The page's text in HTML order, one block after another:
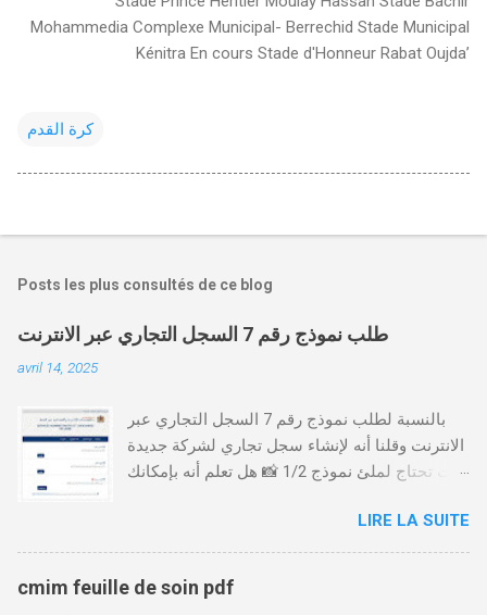
كرة القدم
Posts les plus consultés de ce blog
طلب نموذج رقم 7 السجل التجاري عبر الانترنت
avril 14, 2025
بالنسبة لطلب نموذج رقم 7 السجل التجاري عبر
الانترنت وقلنا أنه لإنشاء سجل تجاري لشركة جديدة
أنت تحتاج لملئ نموذج 1/2 📸 هل تعلم أنه بإمكانك
من خلال الموقع التابع لوزارة العدل، بدون الحاجة
للتنقل للمحكمة التجارية
https://servicesenligne.justice.gov.ma كيفية
طلب النموذجين 7 و 9 من الإنترنت في المغرب .
LIRE LA SUITE
cmim feuille de soin pdf